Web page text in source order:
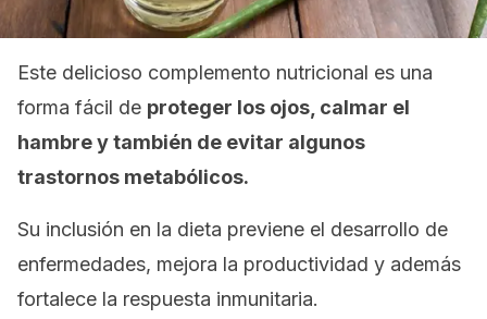
Este delicioso complemento nutricional es una
forma fácil de proteger los ojos, calmar el
hambre y también de evitar algunos
trastornos metabólicos.
Su inclusión en la dieta previene el desarrollo de
enfermedades, mejora la productividad y además
fortalece la respuesta inmunitaria.